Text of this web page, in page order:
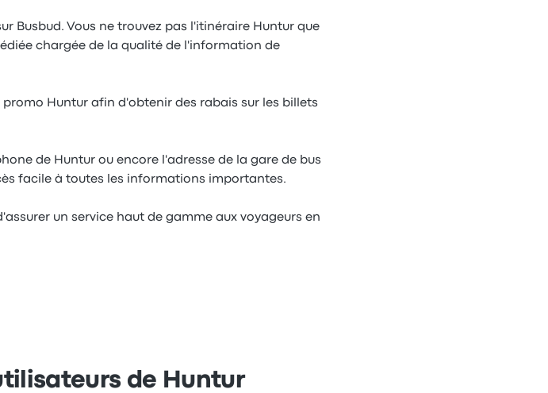
Busbud. Vous ne trouvez pas l'itinéraire Huntur que
chargée de la qualité de l'information de
Huntur afin d'obtenir des rabais sur les billets
de Huntur ou encore l'adresse de la gare de bus
facile à toutes les informations importantes.
un service haut de gamme aux voyageurs en
de Huntur